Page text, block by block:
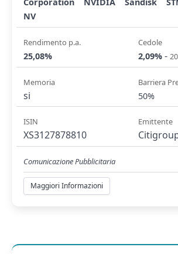
Corporation
NVIDIA Sandisk
NV
Rendimento p.a.
25,08%
Cedole
2,09% -
Memoria
si
Barriera
50%
ISIN
XS3127878810
Emittente
Comunicazione Pubblicitaria
Maggiori Informazioni